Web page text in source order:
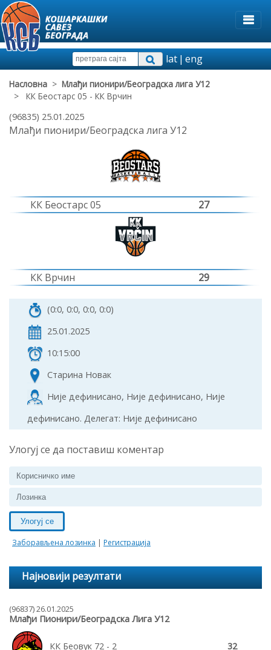
lat|eng
Насловна > Млађи пионири/Београдска лига У12
> КК Беостарс 05 - КК Врчин
(96835) 25.01.2025
Млађи пионири/Београдска лига У12
КК Беостарс 05 27
КК Врчин 29
(0:0, 0:0, 0:0, 0:0)
25.01.2025
10:15:00
Старина Новак
Није дефинисано, Није дефинисано, Није
дефинисано. Делегат: Није дефинисано
Улогуј се да поставиш коментар
Улогуј се
Заборављена лозинка Регистрација
Најновији резултати
(96837) 26.01.2025
Млађи Пионири/Београдска Лига У12
КК Беовук 72 - 2 32